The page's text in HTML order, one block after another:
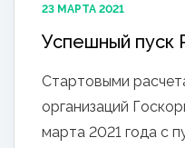
23 МАРТА 2021
Успешный пуск
Стартовыми
организаций
марта 2021 года с